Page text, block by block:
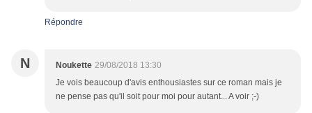
Répondre
N Noukette 29/08/2018 13:30
Je vois beaucoup d'avis enthousiastes sur ce roman mais je
ne pense pas qu'il soit pour moi pour autant... A voir ;-)